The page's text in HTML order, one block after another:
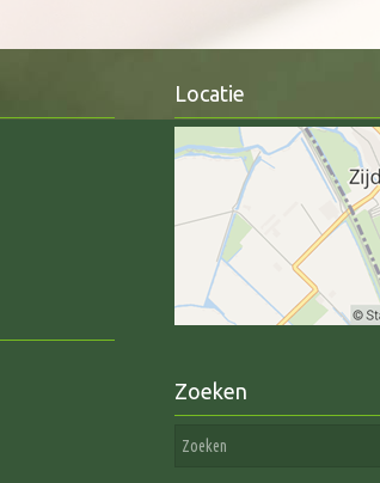
Locatie
Zoeken